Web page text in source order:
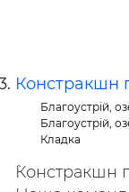
Констракшн
Благоустрій,
Благоустрій,
Кладка
`Констракшн